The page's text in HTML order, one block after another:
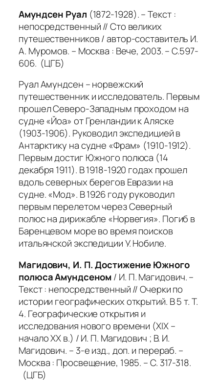
Амундсен Руал (1872-1928). – Текст :
непосредственный // Сто великих
путешественников / автор-составитель И.
А. Муромов. – Москва : Вече, 2003. – С.597-
606. (ЦГБ)
Руал Амундсен – норвежский
путешественник и исследователь. Первым
прошел Северо-Западным проходом на
судне «Йоа» от Гренландии к Аляске
(1903-1906). Руководил экспедицией в
Антарктику на судне «Фрам» (1910-1912).
Первым достиг Южного полюса (14
декабря 1911). В 1918-1920 годах прошел
вдоль северных берегов Евразии на
судне. «Мод». В 1926 году руководил
первым перелетом через Северный
полюс на дирижабле «Норвегия». Погиб в
Баренцевом море во время поисков
итальянской экспедиции У. Нобиле.
Магидович, И. П. Достижение Южного
полюса Амундсеном/ И. П. Магидович. –
Текст : непосредственный // Очерки по
истории географических открытий. В 5 т. Т.
4. Географические открытия и
исследования нового времени (XIX –
начало XX в.) / И. П. Магидович ; В. И.
Магидович. – 3-е изд., доп. и перераб. –
Москва : Просвещение, 1985. – С. 317-318.
(ЦГБ)